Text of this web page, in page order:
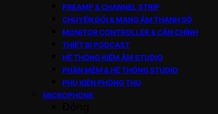
PREAMP & CHANNEL STRIP
CHUYỂN ĐỔI & MẠNG ÂM THANH SỐ
MONITOR CONTROLLER & CÂN CHỈNH
THIẾT BỊ PODCAST
HỆ THỐNG KIỂM ÂM STUDIO
PHẦN MỀM & HỆ THỐNG STUDIO
PHỤ KIỆN PHÒNG THU
MICROPHONE